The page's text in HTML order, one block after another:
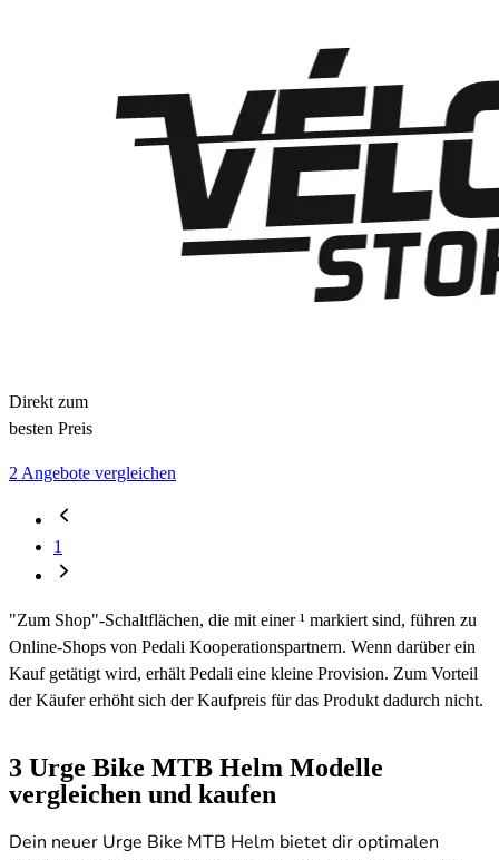
Direkt zum
besten Preis
2 Angebote vergleichen
1
"Zum Shop"-Schaltflächen, die mit einer ¹ markiert sind, führen zu
Online-Shops von Pedali Kooperationspartnern. Wenn darüber ein
Kauf getätigt wird, erhält Pedali eine kleine Provision. Zum Vorteil
der Käufer erhöht sich der Kaufpreis für das Produkt dadurch nicht.
3 Urge Bike MTB Helm Modelle
vergleichen und kaufen
Dein neuer Urge Bike MTB Helm bietet dir optimalen